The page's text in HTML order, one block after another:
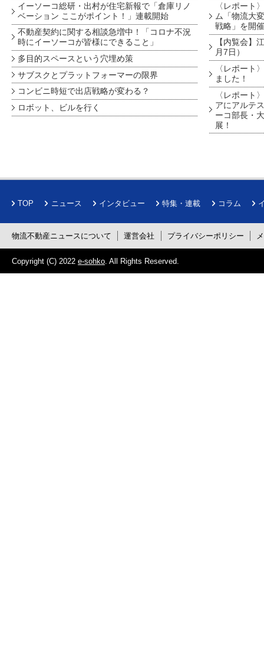
イーソーコ総研・出村が住宅新報で「倉庫リノ
ベーション ここがポイント！」連載開始
不動産契約に関する相談急増中！「コロナ不況
時にイーソーコが皆様にできること」
多目的スペースという穴埋め策
サブスクとプラットフォーマーの限界
コンビニ時短で出店戦略が変わる？
ロボット、ビルを行く
〈レポート
ム「物流大
戦略」を開
【内覧会】
月7日）
〈レポート
ました！
〈レポート
アにアルテ
ーコ部長・
展！
TOP ニュース インタビュー 特集・連載 コラム
物流不動産ニュースについて 運営会社 プライバシーポリシー
Copyright (C) 2022 e-sohko . All Rights Reserved.